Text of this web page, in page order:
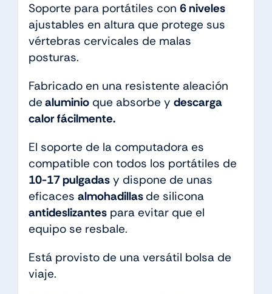
Soporte para portátiles con 6 niveles
ajustables en altura que protege sus
vértebras cervicales de malas
posturas.
Fabricado en una resistente aleación
de aluminioque absorbe y descarga
calor fácilmente.
El soporte de la computadora es
compatible con todos los portátiles de
10-17 pulgadasy dispone de unas
eficaces almohadillas de silicona
antideslizantespara evitar que el
equipo se resbale.
Está provisto de una versátil bolsa de
viaje.